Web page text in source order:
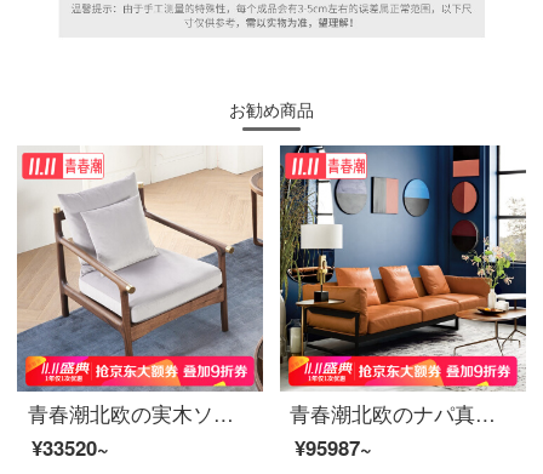
お勧め商品
青春潮北欧の実木ソファチェア黒胡桃木レジャーチェアイタリア式の軽い贅沢なシングルソファーデザイナー布芸ソファーのシングルシートカバーの銅（綿布のタイプ）
¥33520~
青春潮北欧のナパ真皮のソファーイタリアのデザイナー3人4人のソファーのリビングルームloft工業風オレンジ色の4人の席（3.98 m）
¥95987~